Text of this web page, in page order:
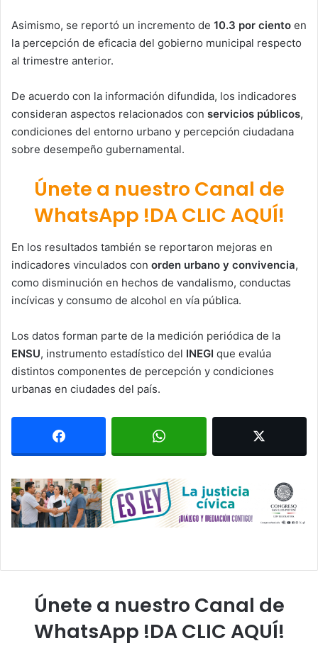
Asimismo, se reportó un incremento de 10.3 por ciento en
la percepción de eficacia del gobierno municipal respecto
al trimestre anterior.
De acuerdo con la información difundida, los indicadores
consideran aspectos relacionados con servicios públicos,
condiciones del entorno urbano y percepción ciudadana
sobre desempeño gubernamental.
Únete a nuestro Canal de
WhatsApp !DA CLIC AQUÍ!
En los resultados también se reportaron mejoras en
indicadores vinculados con orden urbano y convivencia,
como disminución en hechos de vandalismo, conductas
incívicas y consumo de alcohol en vía pública.
Los datos forman parte de la medición periódica de la
ENSU, instrumento estadístico del INEGI que evalúa
distintos componentes de percepción y condiciones
urbanas en ciudades del país.
Únete a nuestro Canal de
WhatsApp !DA CLIC AQUÍ!